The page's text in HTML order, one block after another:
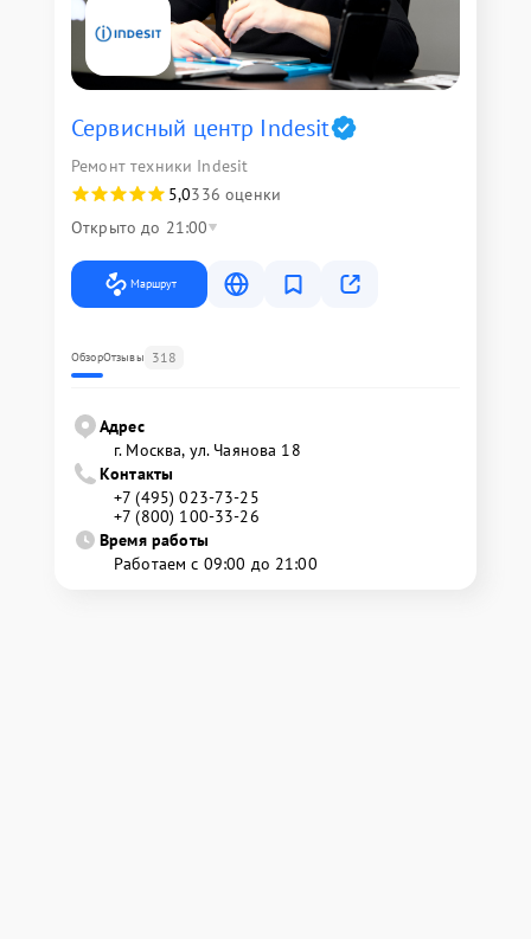
Сервисный центр Indesit
Ремонт техники Indesit
5,0336 оценки
Открыто до 21:00
Маршрут
ОбзорОтзывы 318
Адрес
г. Москва, ул. Чаянова 18
Контакты
+7 (495) 023-73-25
+7 (800) 100-33-26
Время работы
Работаем с 09:00 до 21:00